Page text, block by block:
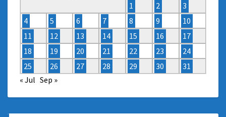
1
2
3
4
5 6 7 8 9
10
11
12 13 14 15 16
17
18
19 20 21 22 23
24
25
26 27 28 29 30
31
« Jul Sep »